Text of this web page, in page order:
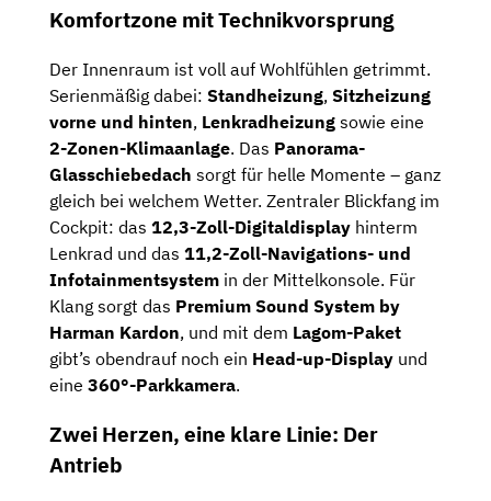
Komfortzone mit Technikvorsprung
Der Innenraum ist voll auf Wohlfühlen getrimmt.
Serienmäßig dabei: Standheizung, Sitzheizung
vorne und hinten, Lenkradheizung sowie eine
2-Zonen-Klimaanlage. Das Panorama-
Glasschiebedach sorgt für helle Momente – ganz
gleich bei welchem Wetter. Zentraler Blickfang im
Cockpit: das 12,3-Zoll-Digitaldisplay hinterm
Lenkrad und das 11,2-Zoll-Navigations- und
Infotainmentsystem in der Mittelkonsole. Für
Klang sorgt das Premium Sound System by
Harman Kardon, und mit dem Lagom-Paket
gibt’s obendrauf noch ein Head-up-Display und
eine 360°-Parkkamera.
Zwei Herzen, eine klare Linie: Der
Antrieb